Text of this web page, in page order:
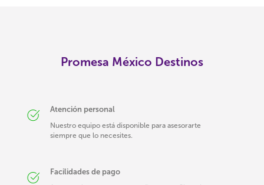
Promesa México Destinos
Atención personal
Nuestro equipo está disponible para asesorarte
siempre que lo necesites.
Facilidades de pago